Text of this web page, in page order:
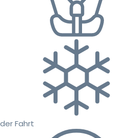
der Fahrt